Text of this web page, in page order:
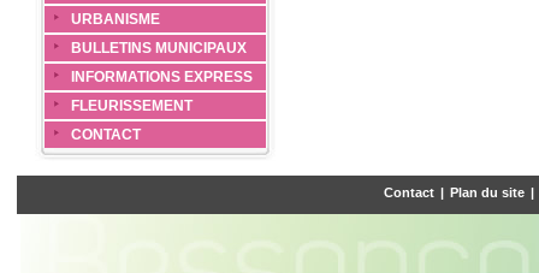
URBANISME
BULLETINS MUNICIPAUX
INFORMATIONS EXPRESS
FLEURISSEMENT
CONTACT
Contact | Plan du site |